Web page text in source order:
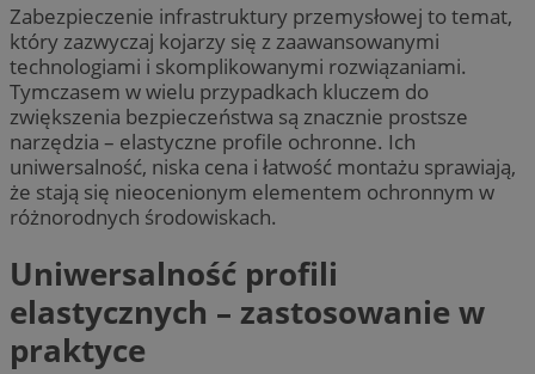
Zabezpieczenie infrastruktury przemysłowej to temat,
który zazwyczaj kojarzy się z zaawansowanymi
technologiami i skomplikowanymi rozwiązaniami.
Tymczasem w wielu przypadkach kluczem do
zwiększenia bezpieczeństwa są znacznie prostsze
narzędzia – elastyczne profile ochronne. Ich
uniwersalność, niska cena i łatwość montażu sprawiają,
że stają się nieocenionym elementem ochronnym w
różnorodnych środowiskach.
Uniwersalność profili
elastycznych – zastosowanie w
praktyce